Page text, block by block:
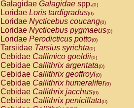
Galagidae Galagidae spp.(0)
Loridae Loris tardigradus(0)
Loridae Nycticebus coucang(0)
Loridae Nycticebus pygmaeus(0)
Loridae Perodicticus potto(0)
Tarsiidae Tarsius syrichta(0)
Cebidae Callimico goeldii(0)
Cebidae Callithrix argentata(0)
Cebidae Callithrix geoffroyi(0)
Cebidae Callithrix humeralifer(0)
Cebidae Callithrix jacchus(0)
Cebidae Callithrix penicillata(0)